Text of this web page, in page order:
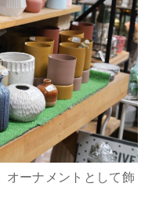
オーナメントとして飾